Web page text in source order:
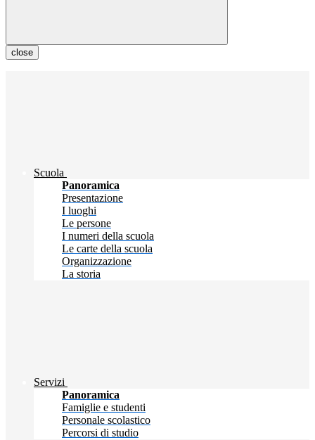
close
Scuola
Panoramica
Presentazione
I luoghi
Le persone
I numeri della scuola
Le carte della scuola
Organizzazione
La storia
Servizi
Panoramica
Famiglie e studenti
Personale scolastico
Percorsi di studio